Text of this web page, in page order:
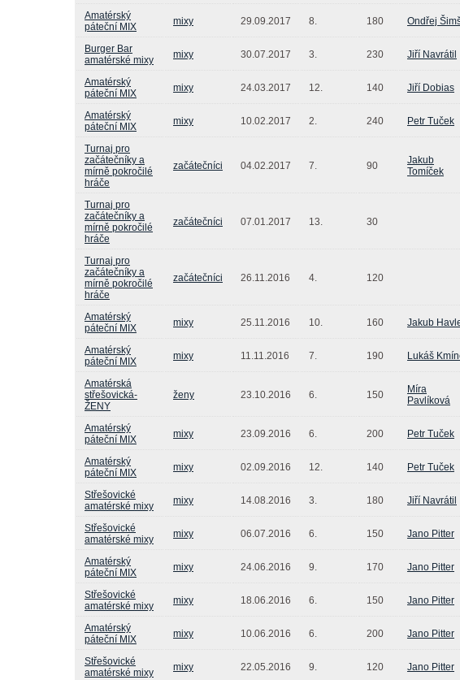
Amatérský
páteční MIX
mixy 29.09.2017 8. 180 Ondřej
Burger Bar
amatérské mixy
mixy 30.07.2017 3. 230 Jiří Navrátil
Amatérský
páteční MIX
mixy 24.03.2017 12. 140 Jiří Dobias
Amatérský
páteční MIX
mixy 10.02.2017 2. 240 Petr Tuček
Turnaj pro
začátečníky a
mírně pokročilé
hráče
začátečníci 04.02.2017 7. 90
Jakub
Tomíček
Turnaj pro
začátečníky a
mírně pokročilé
hráče
začátečníci 07.01.2017 13. 30
Turnaj pro
začátečníky a
mírně pokročilé
hráče
začátečníci 26.11.2016 4. 120
Amatérský
páteční MIX
mixy 25.11.2016 10. 160 Jakub
Amatérský
páteční MIX
mixy 11.11.2016 7. 190 Lukáš
Amatérská
střešovická-
ŽENY
ženy 23.10.2016 6. 150
Míra
Pavlíková
Amatérský
páteční MIX
mixy 23.09.2016 6. 200 Petr Tuček
Amatérský
páteční MIX
mixy 02.09.2016 12. 140 Petr Tuček
Střešovické
amatérské mixy
mixy 14.08.2016 3. 180 Jiří Navrátil
Střešovické
amatérské mixy
mixy 06.07.2016 6. 150 Jano Pitter
Amatérský
páteční MIX
mixy 24.06.2016 9. 170 Jano Pitter
Střešovické
amatérské mixy
mixy 18.06.2016 6. 150 Jano Pitter
Amatérský
páteční MIX
mixy 10.06.2016 6. 200 Jano Pitter
Střešovické
amatérské mixy
mixy 22.05.2016 9. 120 Jano Pitter